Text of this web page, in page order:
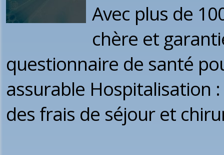
Avec plus de
chère et
questionnaire de santé
assurable Hospitalisation
des frais de séjour et